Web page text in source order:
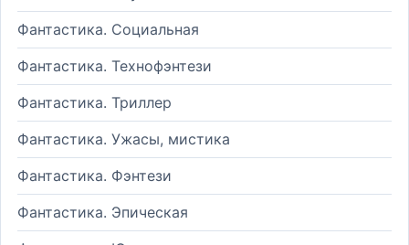
Фантастика. Социальная
Фантастика. Технофэнтези
Фантастика. Триллер
Фантастика. Ужасы, мистика
Фантастика. Фэнтези
Фантастика. Эпическая